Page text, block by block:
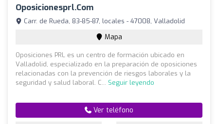
Oposicionesprl.com
Carr. de Rueda, 83-85-87, locales - 47008, Valladolid
Mapa
Oposiciones PRL es un centro de formación ubicado en
Valladolid, especializado en la preparación de oposiciones
relacionadas con la prevención de riesgos laborales y la
seguridad y salud laboral. C... Seguir leyendo
Ver teléfono